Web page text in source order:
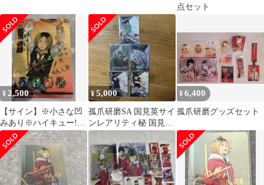
点セット
¥2,500
【サイン】※小さな凹
みあり※ハイキュー!!
バボカ 孤爪研磨 秘
バボ
¥5,000
孤爪研磨SA 国見英サイ
ンレアリティ秘 国見
英 頂 五色工 頂 影山
飛雄 頂
¥6,400
孤爪研磨グッズセット